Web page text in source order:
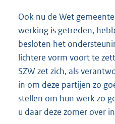
Ook nu de Wet
werking is getreden,
besloten het
lichtere vorm voort te
SZW zet zich, als
in om deze partijen zo
stellen om hun werk zo
u daar deze zomer over